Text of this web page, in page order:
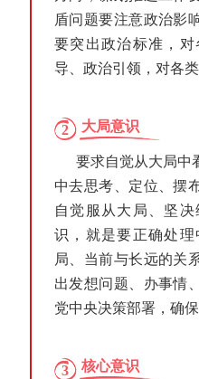
盾问题要注意政治影
要突出政治标准，
导、政治引领，对各
2 大局意识
要求自觉从大局中
中去思考、定位、摆
自觉服从大局、坚
识，就是要正确处
局、当前与长远的关
出发想问题、办事情
党中央决策部署，确
3 核心意识